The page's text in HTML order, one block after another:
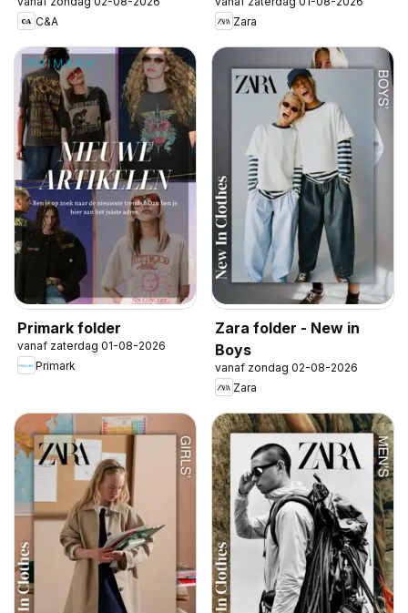
C&A
Zara
Primark folder
vanaf zaterdag 01-08-2026
Primark
Zara folder - New in
Boys
vanaf zondag 02-08-2026
Zara